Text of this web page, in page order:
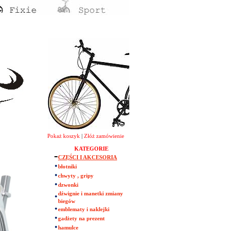
Pokaż koszyk Złóż zamówienie
KATEGORIE
CZĘŚCI I AKCESORIA
błotniki
chwyty , gripy
dzwonki
dźwignie i manetki zmiany
biegów
emblematy i naklejki
gadżety na prezent
hamulce